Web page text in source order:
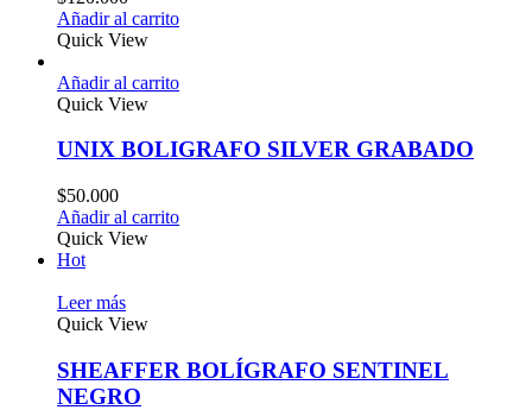
Añadir al carrito
Quick View
Añadir al carrito
Quick View
UNIX BOLIGRAFO SILVER GRABADO
$50.000
Añadir al carrito
Quick View
Hot
Leer más
Quick View
SHEAFFER BOLÍGRAFO SENTINEL
NEGRO